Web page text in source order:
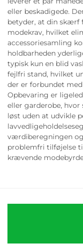
eller beskadigede.
betyder, at din skærf
modekrav, hvilket
accessoriesamling
holdbarheden
typisk kun en blid
fejlfri stand, hvilket
der er forbundet
Opbevaring er
eller garderobe,
løst uden at udvikle
værdiberegningen
problemfri tilføjelse
krævende